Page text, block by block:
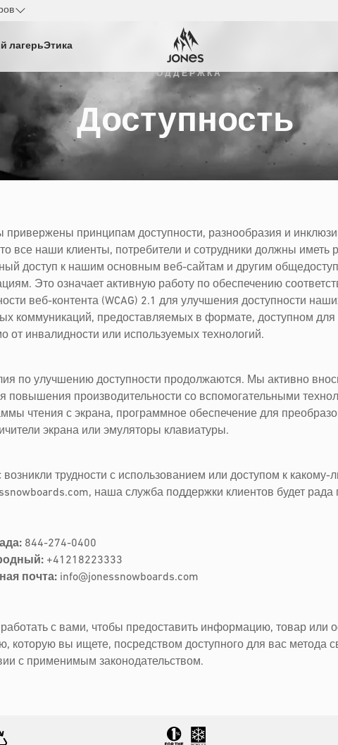
лагерьЭтика
ПОДДЕРЖКА
Доступность
привержены принципам доступности, разнообразия и
все наши клиенты, потребители и сотрудники должны иметь
доступ к нашим основным веб-сайтам и другим
Это означает активную работу по обеспечению
веб-контента (WCAG) 2.1 для улучшения доступности
коммуникаций, предоставляемых в формате, доступном для
от инвалидности или используемых технологий.
по улучшению доступности продолжаются. Мы активно
повышения производительности со вспомогательными
чтения с экрана, программное обеспечение для
экрана или эмуляторы клавиатуры.
возникли трудности с использованием или доступом к какому-
наша служба поддержки клиентов будет рада
844-274-0400
+41218223333
почта: info@jonessnowboards.com
с вами, чтобы предоставить информацию, товар или
которую вы ищете, посредством доступного для вас метода
с применимым законодательством.